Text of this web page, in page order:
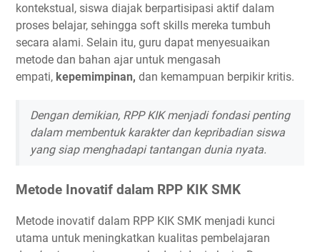
kontekstual, siswa diajak berpartisipasi aktif dalam
proses belajar, sehingga soft skills mereka tumbuh
secara alami. Selain itu, guru dapat menyesuaikan
metode dan bahan ajar untuk mengasah
empati, kepemimpinan, dan kemampuan berpikir kritis.
Dengan demikian, RPP KIK menjadi fondasi penting
dalam membentuk karakter dan kepribadian siswa
yang siap menghadapi tantangan dunia nyata.
Metode Inovatif dalam RPP KIK SMK
Metode inovatif dalam RPP KIK SMK menjadi kunci
utama untuk meningkatkan kualitas pembelajaran